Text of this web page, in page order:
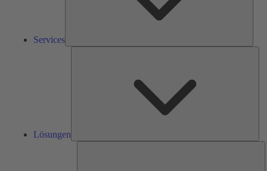
Services
Lösungen